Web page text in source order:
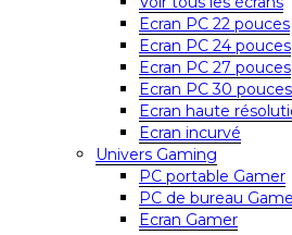
Ecran PC 22 pouces
Ecran PC 24 pouces
Ecran PC 27 pouces
Ecran PC 30
Ecran haute
Ecran incurvé
Univers Gaming
PC portable Gamer
PC de bureau
Ecran Gamer